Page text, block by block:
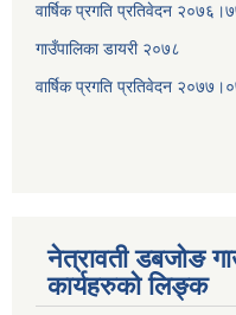
वार्षिक प्रगति प्रतिवेदन
गाउँपालिका डायरी २०७८
वार्षिक प्रगति प्रतिवेदन २०
नेत्रावती डबजोङ
कार्यहरुको लिङ्क